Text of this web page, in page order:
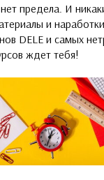
предела. И
и
DELE и самых
ждет тебя!